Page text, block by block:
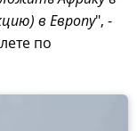
в Европу", -
по